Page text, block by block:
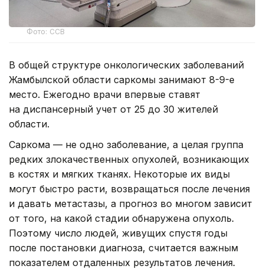
Фото: ССВ
В общей структуре онкологических заболеваний
Жамбылской области саркомы занимают 8-9-е
место. Ежегодно врачи впервые ставят
на диспансерный учет от 25 до 30 жителей
области.
Саркома — не одно заболевание, а целая группа
редких злокачественных опухолей, возникающих
в костях и мягких тканях. Некоторые их виды
могут быстро расти, возвращаться после лечения
и давать метастазы, а прогноз во многом зависит
от того, на какой стадии обнаружена опухоль.
Поэтому число людей, живущих спустя годы
после постановки диагноза, считается важным
показателем отдаленных результатов лечения.